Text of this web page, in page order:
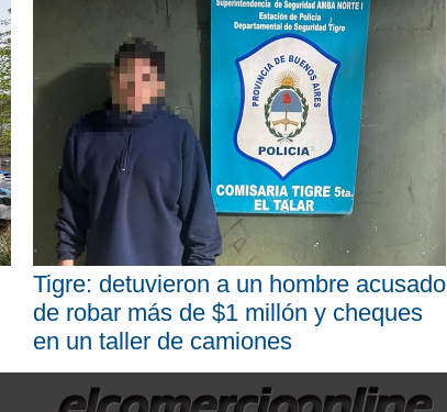
Tigre: detuvieron a un hombre acusado
de robar más de $1 millón y cheques
en un taller de camiones